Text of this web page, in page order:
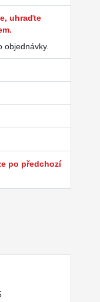
uhraďte
objednávky.
po předchozí